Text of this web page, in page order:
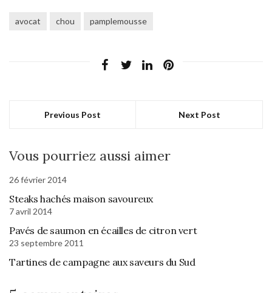
avocat chou pamplemousse
Previous Post Next Post
Vous pourriez aussi aimer
26 février 2014
Steaks hachés maison savoureux
7 avril 2014
Pavés de saumon en écailles de citron vert
23 septembre 2011
Tartines de campagne aux saveurs du Sud